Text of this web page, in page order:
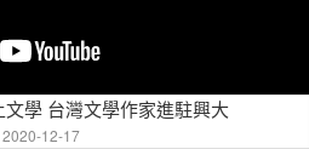
學 台灣文學作家進駐興大
12-17